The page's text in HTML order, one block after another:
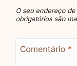
O seu endereço
obrigatórios são
Comentário *